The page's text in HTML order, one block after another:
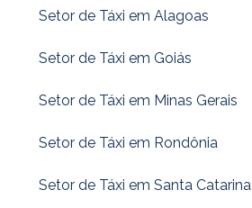
Setor de Táxi em Alagoas
Setor de Táxi em Goiás
Setor de Táxi em Minas Gerais
Setor de Táxi em Rondônia
Setor de Táxi em Santa Catarina